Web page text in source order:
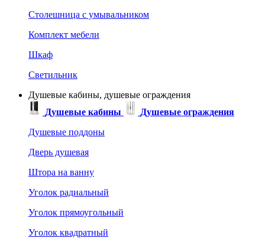
Столешница с умывальником
Комплект мебели
Шкаф
Светильник
Душевые кабины, душевые ограждения
Душевые кабины
Душевые ограждения
Душевые поддоны
Дверь душевая
Штора на ванну
Уголок радиальный
Уголок прямоугольный
Уголок квадратный